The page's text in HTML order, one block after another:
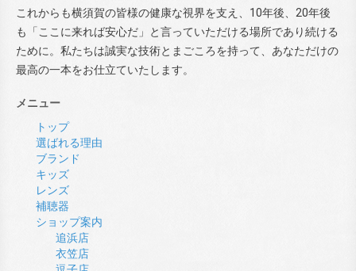
これからも横須賀の皆様の健康な視界を支え、10年後、20年後
も「ここに来れば安心だ」と言っていただける場所であり続ける
ために。私たちは誠実な技術とまごころを持って、あなただけの
最高の一本をお仕立ていたします。
メニュー
トップ
選ばれる理由
ブランド
キッズ
レンズ
補聴器
ショップ案内
追浜店
衣笠店